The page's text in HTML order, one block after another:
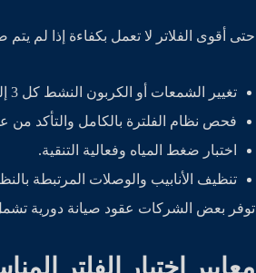
حتى أقوى الفلاتر لا تعمل بكفاءة إذا لم
تغيير الشمعات أو الكربون النشط كل 3 إلى 6 أشهر.
فحص نظام الفلترة بالكامل والتأكد من
اختبار ضغط المياه وفعالية التنقية.
تنظيف الأنابيب والوصلات المرتبطة
توفر بعض الشركات عقود صيانة دورية
معايير اختيار الفلتر